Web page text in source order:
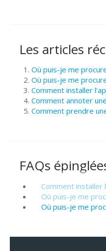
Les articles
Où puis-je me
Où puis-je me
Comment installer
Comment annoter
Comment prendre
FAQs
Comment
Où puis-je me
Où puis-je me